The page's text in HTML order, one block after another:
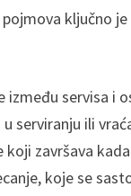
ključno
između servisa i
u serviranju ili
koji završava
koje se